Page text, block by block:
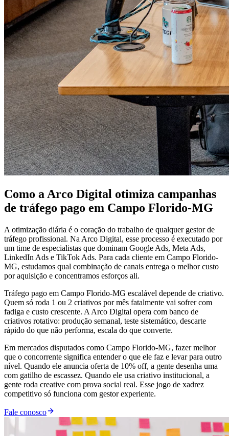
Como a Arco Digital otimiza campanhas
de tráfego pago em Campo Florido-MG
A otimização diária é o coração do trabalho de qualquer gestor de
tráfego profissional. Na Arco Digital, esse processo é executado por
um time de especialistas que dominam Google Ads, Meta Ads,
LinkedIn Ads e TikTok Ads. Para cada cliente em Campo Florido-
MG, estudamos qual combinação de canais entrega o melhor custo
por aquisição e concentramos esforços ali.
Tráfego pago em Campo Florido-MG escalável depende de criativo.
Quem só roda 1 ou 2 criativos por mês fatalmente vai sofrer com
fadiga e custo crescente. A Arco Digital opera com banco de
criativos rotativo: produção semanal, teste sistemático, descarte
rápido do que não performa, escala do que converte.
Em mercados disputados como Campo Florido-MG, fazer melhor
que o concorrente significa entender o que ele faz e levar para outro
nível. Quando ele anuncia oferta de 10% off, a gente desenha uma
com gatilho de escassez. Quando ele usa criativo institucional, a
gente roda creative com prova social real. Esse jogo de xadrez
competitivo só funciona com gestor experiente.
Fale conosco